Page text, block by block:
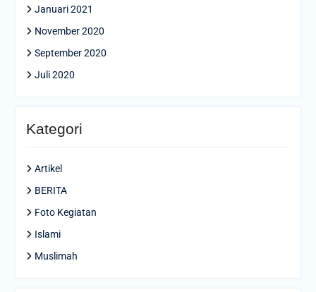
Januari 2021
November 2020
September 2020
Juli 2020
Kategori
Artikel
BERITA
Foto Kegiatan
Islami
Muslimah